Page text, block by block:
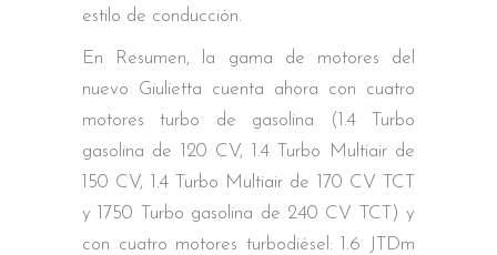
estilo de conducción.
En Resumen, la gama de motores del
nuevo Giulietta cuenta ahora con cuatro
motores turbo de gasolina (1.4 Turbo
gasolina de 120 CV, 1.4 Turbo Multiair de
150 CV, 1.4 Turbo Multiair de 170 CV TCT
y 1750 Turbo gasolina de 240 CV TCT) y
con cuatro motores turbodiésel: 1.6 JTDm